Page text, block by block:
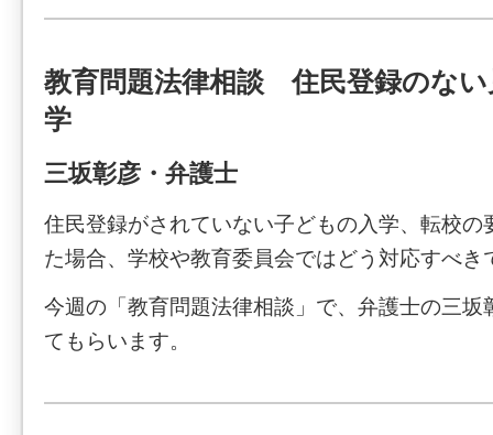
教育問題法律相談 住民登録のない
学
三坂彰彦・弁護士
住民登録がされていない子どもの入学、転校の
た場合、学校や教育委員会ではどう対応すべき
今週の「教育問題法律相談」で、弁護士の三坂
てもらいます。